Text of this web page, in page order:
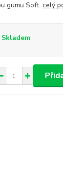
gumu Soft. celý
Skladem